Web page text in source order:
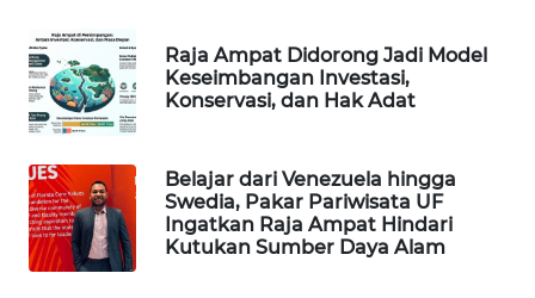
Raja Ampat Didorong Jadi Model
Keseimbangan Investasi,
Konservasi, dan Hak Adat
Belajar dari Venezuela hingga
Swedia, Pakar Pariwisata UF
Ingatkan Raja Ampat Hindari
Kutukan Sumber Daya Alam
PORTAL
KONSUMEN
FORWAMKI
ALPERKLINAS
FORJASIDA